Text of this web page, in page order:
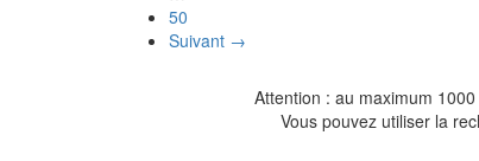
50
Suivant →
Attention : au maximum
Vous pouvez utiliser la